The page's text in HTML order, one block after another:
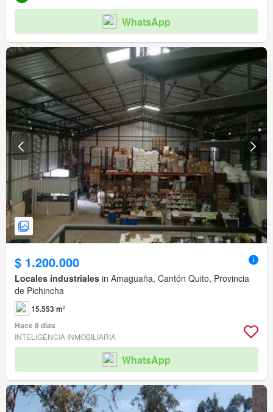
WhatsApp
$ 1.200.000
Locales industriales in Amaguaña, Cantón Quito, Provincia
de Pichincha
15.553 m²
Hace 8 días
INTELIGENCIA INMOBILIARIA
WhatsApp